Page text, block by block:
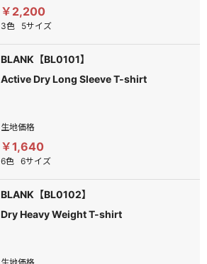
￥2,200
3色 5サイズ
BLANK【BL0101】
Active Dry Long Sleeve T-shirt
生地価格
￥1,640
6色 6サイズ
BLANK【BL0102】
Dry Heavy Weight T-shirt